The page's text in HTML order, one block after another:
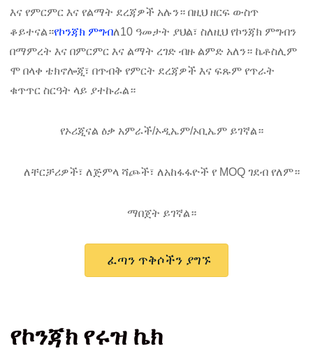
እና የምርምር እና የልማት ደረጃዎች አሉን። በዚህ ዘርፍ ውስጥ
ቆይተናል።የኮንጃክ ምግብለ10 ዓመታት ያህል፣ ስለዚህ የኮንጃክ ምግብን
በማምረት እና በምርምር እና ልማት ረገድ ብዙ ልምድ አለን። ኬቶስሊም
ሞ በላቀ ቴክኖሎጂ፣ በጥብቅ የምርት ደረጃዎች እና ፍጹም የጥራት
ቁጥጥር ስርዓት ላይ ያተኩራል።
የኦሪጂናል ዕቃ አምራች/ኦዲኤም/ኦቢኤም ይገኛል።
ለቸርቻሪዎች፣ ለጅምላ ሻጮች፣ ለአከፋፋዮች የ MOQ ገደብ የለም።
ማበጀት ይገኛል።
ፈጣን ጥቅሶችን ያግኙ
የኮንጃክ የሩዝ ኬክ